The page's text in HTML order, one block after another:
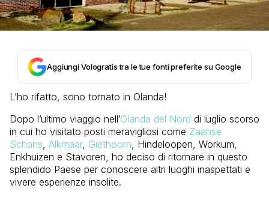
Aggiungi Vologratis tra le tue fonti preferite su Google
L’ho rifatto, sono tornato in Olanda!
Dopo l’ultimo viaggio nell’Olanda del Nord di luglio scorso
in cui ho visitato posti meravigliosi come Zaanse
Schans Alkmaar, Giethoorn , Hindeloopen, Workum,
Enkhuizen e Stavoren, ho deciso di ritornare in questo
splendido Paese per conoscere altri luoghi inaspettati e
vivere esperienze insolite.